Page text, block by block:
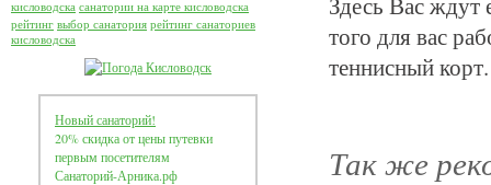
кисловодска санатории на карте кисловодска
рейтинг выбор санатория рейтинг санаториев
кисловодска
Новый санаторий!
20% скидка от цены путевки
первым посетителям
Санаторий-Арника.рф
того для вас
теннисный корт.
Так же